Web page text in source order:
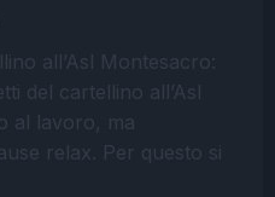
all’Asl Montesacro:
del cartellino all’Asl
al lavoro, ma
relax. Per questo si